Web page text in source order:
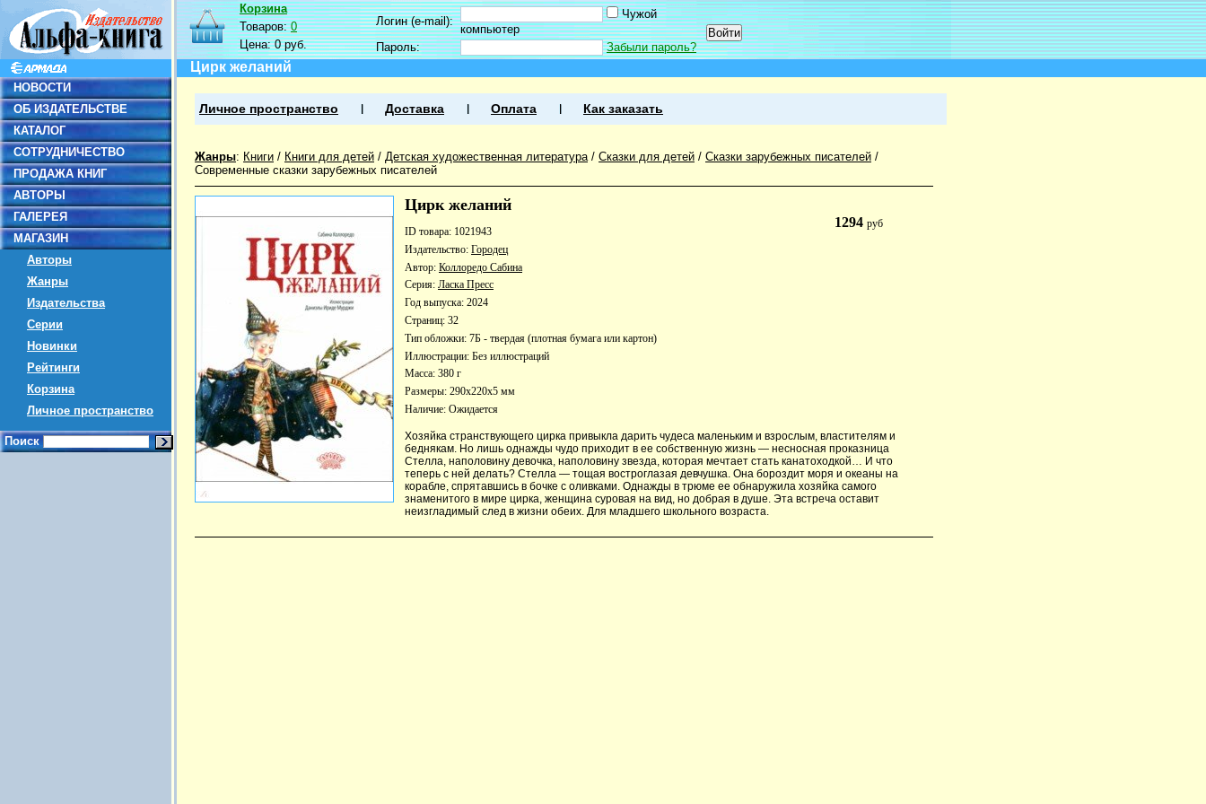
НОВОСТИ
ОБ ИЗДАТЕЛЬСТВЕ
КАТАЛОГ
СОТРУДНИЧЕСТВО
ПРОДАЖА КНИГ
АВТОРЫ
ГАЛЕРЕЯ
МАГАЗИН
Авторы
Жанры
Издательства
Серии
Новинки
Рейтинги
Корзина
Личное пространство
Поиск
Корзина
Товаров:0
Цена:0 руб.
Логин (e-mail):
Чужой
компьютер
Пароль:
Забыли пароль?
Цирк желаний
Личное пространство Доставка Оплата Как заказать
Жанры: Книги / Книги для детей / Детская художественная литература/ Сказки для детей / Сказки зарубежных писателей /
Современные сказки зарубежных писателей
Цирк желаний
1294руб
ID товара: 1021943
Издательство: Городец
Автор: Коллоредо Сабина
Серия: Ласка Пресс
Год выпуска: 2024
Страниц: 32
Тип обложки: 7Б - твердая (плотная бумага или картон)
Иллюстрации: Без иллюстраций
Масса: 380 г
Размеры: 290x220x5 мм
Наличие: Ожидается
Хозяйка странствующего цирка привыкла дарить чудеса маленьким и взрослым, властителям и
беднякам. Но лишь однажды чудо приходит в ее собственную жизнь — несносная проказница
Стелла, наполовину девочка, наполовину звезда, которая мечтает стать канатоходкой… И что
теперь с ней делать? Стелла — тощая востроглазая девчушка. Она бороздит моря и океаны на
корабле, спрятавшись в бочке с оливками. Однажды в трюме ее обнаружила хозяйка самого
знаменитого в мире цирка, женщина суровая на вид, но добрая в душе. Эта встреча оставит
неизгладимый след в жизни обеих. Для младшего школьного возраста.